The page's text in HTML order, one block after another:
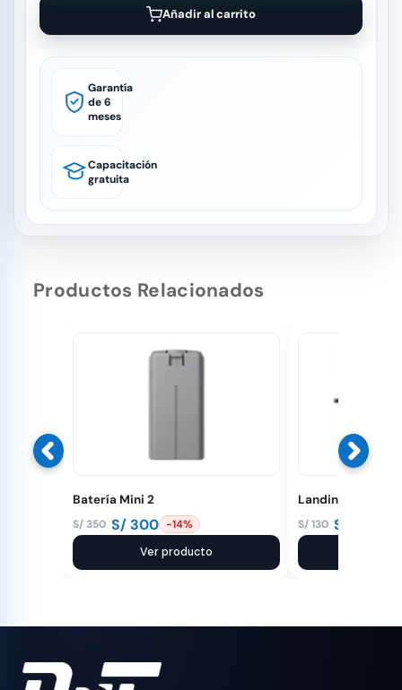
Añadir al carrito
Garantía
de 6
meses
Capacitación
gratuita
Productos Relacionados
Batería Mini 2
S/ 350
El
original
S/ 300
El
actual
-14%
Ver producto
Landing Pad 56
S/130
El
original
S/
El
actual